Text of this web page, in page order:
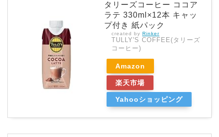
タリーズコーヒー ココア
ラテ 330ml×12本 キャッ
プ付き 紙パック
created by Rinker
TULLY'S COFFEE(タリーズ
コーヒー)
Amazon
楽天市場
Yahooショッピング